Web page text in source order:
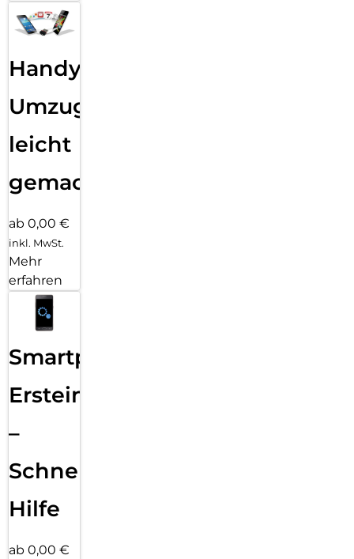
Handy
Umzug
leicht
gemacht!
ab 0,00 €
inkl. MwSt.
Mehr
erfahren
Smartphone
Ersteinrichtung
–
Schnelle
Hilfe
ab 0,00 €